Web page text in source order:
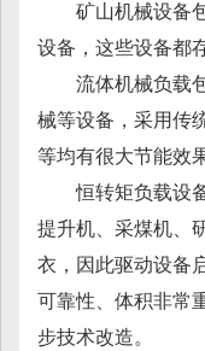
矿山机械设备包
设备，这些设备都
流体机械负载包
械等设备，采用传
等均有很大节能效
恒转矩负载设备
提升机、采煤机、
衣，因此驱动设备
可靠性、体积非常
步技术改造。